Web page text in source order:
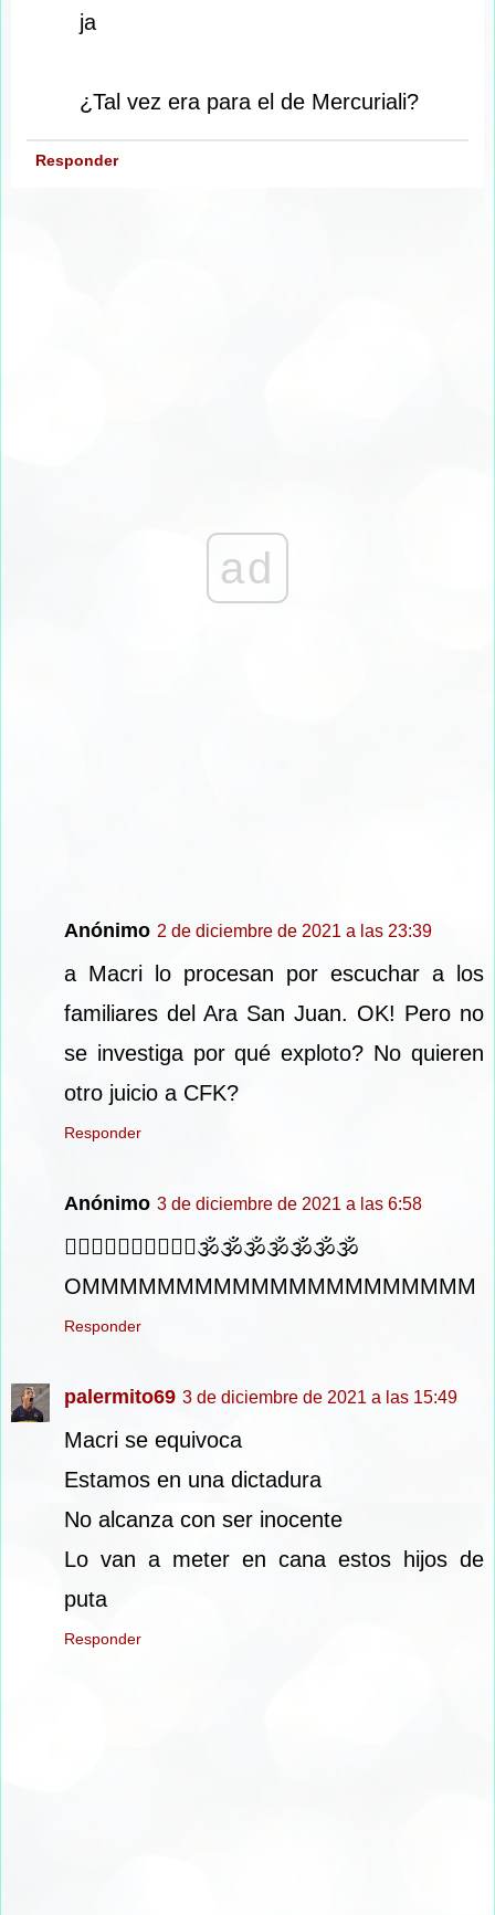
ja
¿Tal vez era para el de Mercuriali?
Responder
ad
Anónimo 2 de diciembre de 2021 a las 23:39
a Macri lo procesan por escuchar a los
familiares del Ara San Juan. OK! Pero no
se investiga por qué exploto? No quieren
otro juicio a CFK?
Responder
Anónimo 3 de diciembre de 2021 a las 6:58
🧘‍♂️🧘‍♂️🧘‍♂️🧘‍♂️🧘‍♂️🕉🕉🕉🕉🕉🕉🕉
OMMMMMMMMMMMMMMMMMMMMM
Responder
palermito69 3 de diciembre de 2021 a las 15:49
Macri se equivoca
Estamos en una dictadura
No alcanza con ser inocente
Lo van a meter en cana estos hijos de
puta
Responder